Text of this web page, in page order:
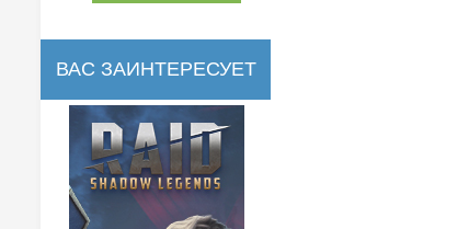
ВАС ЗАИНТЕРЕСУЕТ